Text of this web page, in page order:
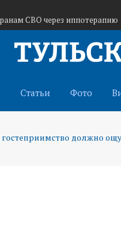
СВО через иппотерапию
кафе «Шашлычок»
Статьи Фото
должно